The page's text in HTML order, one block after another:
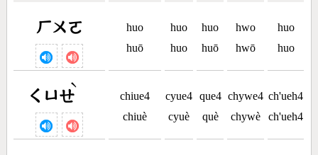
ㄏㄨㄛ
huo
huō
huo
huo
huo
huō
hwo
hwō
huo
huo
ㄑㄩㄝ
ˋ
chiue4
chiuè
cyue4
cyuè
que4
què
chywe4
chywè
ch'ueh4
ch'ueh4